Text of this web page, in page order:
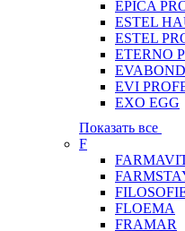
EPICA
ESTEL
ESTEL
ETERNO
EVABOND
EVI
EXO EGG
Показать все
F
FLOEMA
FRAMAR